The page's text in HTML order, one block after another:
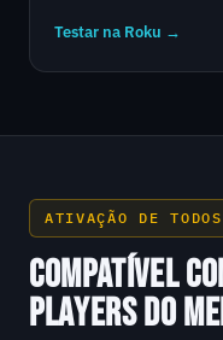
Testar na Roku →
ATIVAÇÃO DE
COMPATÍVEL
PLAYERS DO